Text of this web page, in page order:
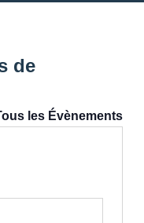
de
les Évènements